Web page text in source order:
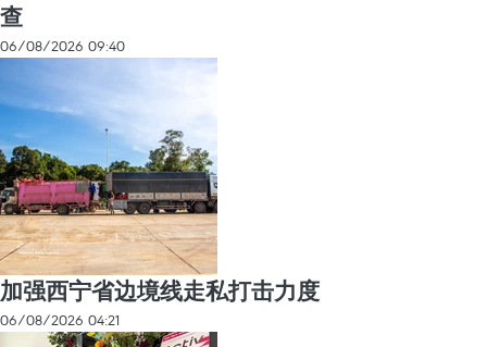
查
06/08/2026 09:40
加强西宁省边境线走私打击力度
06/08/2026 04:21